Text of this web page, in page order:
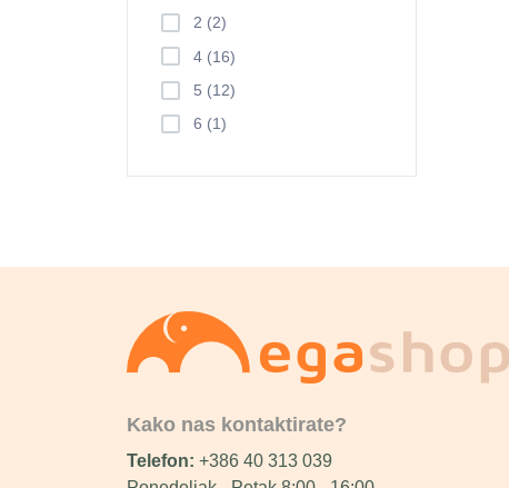
2 (2)
4 (16)
5 (12)
6 (1)
Kako nas kontaktirate?
Telefon: +386 40 313 039